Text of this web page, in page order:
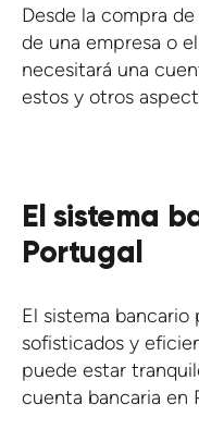
Desde la compra
de una empresa o
necesitará una
estos y otros
El sistema
Portugal
El sistema bancario
sofisticados y
puede estar
cuenta bancaria en